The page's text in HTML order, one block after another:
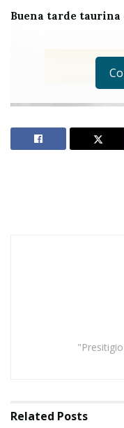
Buena tarde
“El 76 por
grandes actores
Related Posts